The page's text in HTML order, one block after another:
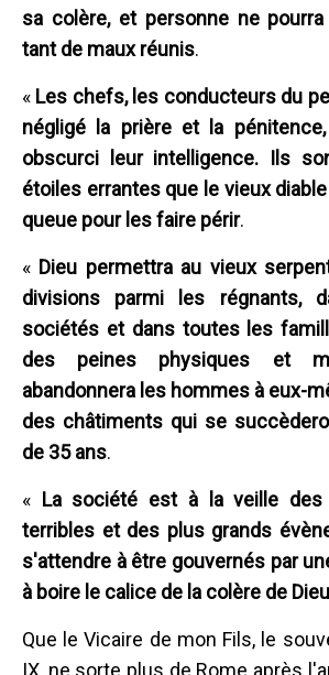
sa colère, et personne ne
tant de maux réunis.
« Les chefs, les conducteurs du
négligé la prière et la
obscurci leur intelligence. Ils
étoiles errantes que le vieux
queue pour les faire périr.
« Dieu permettra au vieux
divisions parmi les régnants,
sociétés et dans toutes les
des peines physiques et
abandonnera les hommes à eux-
des châtiments qui se
de 35 ans.
« La société est à la veille
terribles et des plus grands
s'attendre à être gouvernés par
à boire le calice de la colère de Dieu
Que le Vicaire de mon Fils, le
IX, ne sorte plus de Rome après